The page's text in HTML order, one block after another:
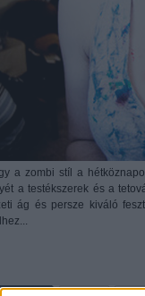
a zombi stíl a
a testékszerek és a
ág és persze kiváló